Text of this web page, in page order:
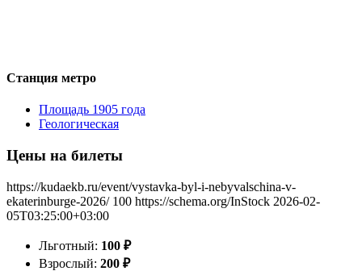
Станция метро
Площадь 1905 года
Геологическая
Цены на билеты
https://kudaekb.ru/event/vystavka-byl-i-nebyvalschina-v-
ekaterinburge-2026/ 100 https://schema.org/InStock 2026-02-
05T03:25:00+03:00
Льготный: 100 ₽
Взрослый: 200 ₽